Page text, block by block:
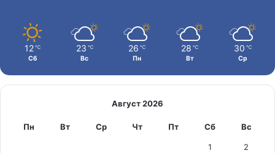
12 ℃
Сб
23 ℃
Вс
26 ℃
Пн
28 ℃
Вт
30 ℃
Ср
Август 2026
Пн Вт Ср Чт Пт Сб Вс
1 2